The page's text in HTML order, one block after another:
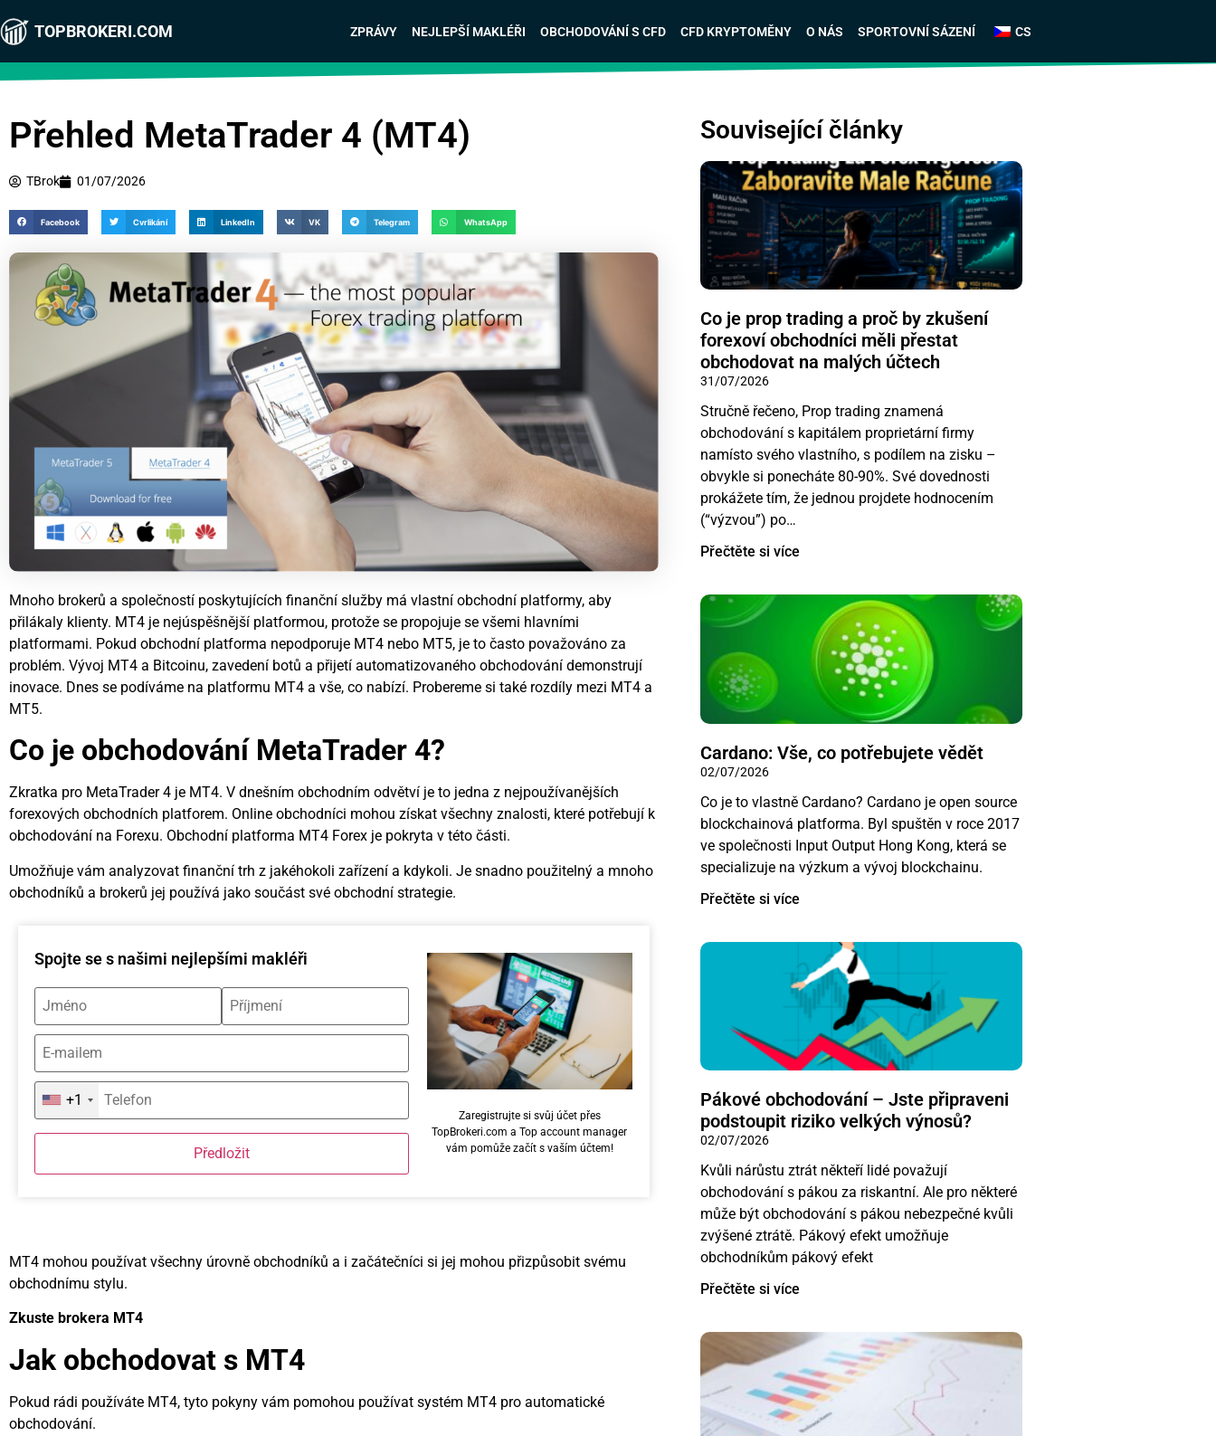
TOPBROKERI.COM ZPRÁVY NEJLEPŠÍ MAKLÉŘI OBCHODOVÁNÍ S CFD CFD KRYPTOMĚNY O NÁS SPORTOVNÍ SÁZENÍ CS
Přehled MetaTrader 4 (MT4)
TBrok 01/07/2026
Facebook Cvrlikání LinkedIn VK Telegram WhatsApp
Mnoho brokerů a společností poskytujících finanční služby má vlastní obchodní platformy, aby
přilákaly klienty. MT4 je nejúspěšnější platformou, protože se propojuje se všemi hlavními
platformami. Pokud obchodní platforma nepodporuje MT4 nebo MT5, je to často považováno za
problém. Vývoj MT4 a Bitcoinu, zavedení botů a přijetí automatizovaného obchodování demonstrují
inovace. Dnes se podíváme na platformu MT4 a vše, co nabízí. Probereme si také rozdíly mezi MT4 a
MT5.
Co je obchodování MetaTrader 4?
Zkratka pro MetaTrader 4 je MT4. V dnešním obchodním odvětví je to jedna z nejpoužívanějších
forexových obchodních platforem. Online obchodníci mohou získat všechny znalosti, které potřebují k
obchodování na Forexu. Obchodní platforma MT4 Forex je pokryta v této části.
Umožňuje vám analyzovat finanční trh z jakéhokoli zařízení a kdykoli. Je snadno použitelný a mnoho
obchodníků a brokerů jej používá jako součást své obchodní strategie.
Spojte se s našimi nejlepšími makléři
+1
Předložit
Zaregistrujte si svůj účet přes
TopBrokeri.com a Top account manager
vám pomůže začít s vaším účtem!
MT4 mohou používat všechny úrovně obchodníků a i začátečníci si jej mohou přizpůsobit svému
obchodnímu stylu.
Zkuste brokera MT4
Jak obchodovat s MT4
Pokud rádi používáte MT4, tyto pokyny vám pomohou používat systém MT4 pro automatické
obchodování.
Související články
Co je prop trading a proč by zkušení
forexoví obchodníci měli přestat
obchodovat na malých účtech
31/07/2026
Stručně řečeno, Prop trading znamená
obchodování s kapitálem proprietární firmy
namísto svého vlastního, s podílem na zisku –
obvykle si ponecháte 80-90%. Své dovednosti
prokážete tím, že jednou projdete hodnocením
(“výzvou”) po…
Přečtěte si více
Cardano: Vše, co potřebujete vědět
02/07/2026
Co je to vlastně Cardano? Cardano je open source
blockchainová platforma. Byl spuštěn v roce 2017
ve společnosti Input Output Hong Kong, která se
specializuje na výzkum a vývoj blockchainu.
Přečtěte si více
Pákové obchodování – Jste připraveni
podstoupit riziko velkých výnosů?
02/07/2026
Kvůli nárůstu ztrát někteří lidé považují
obchodování s pákou za riskantní. Ale pro některé
může být obchodování s pákou nebezpečné kvůli
zvýšené ztrátě. Pákový efekt umožňuje
obchodníkům pákový efekt
Přečtěte si více